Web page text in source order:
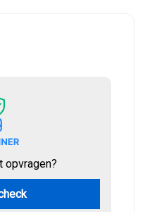
opvragen?